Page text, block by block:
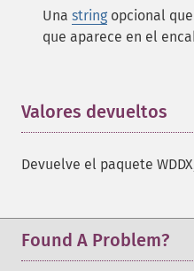
Una string opcional
que aparece en el
Valores devueltos
Devuelve el paquete
Found A Problem?